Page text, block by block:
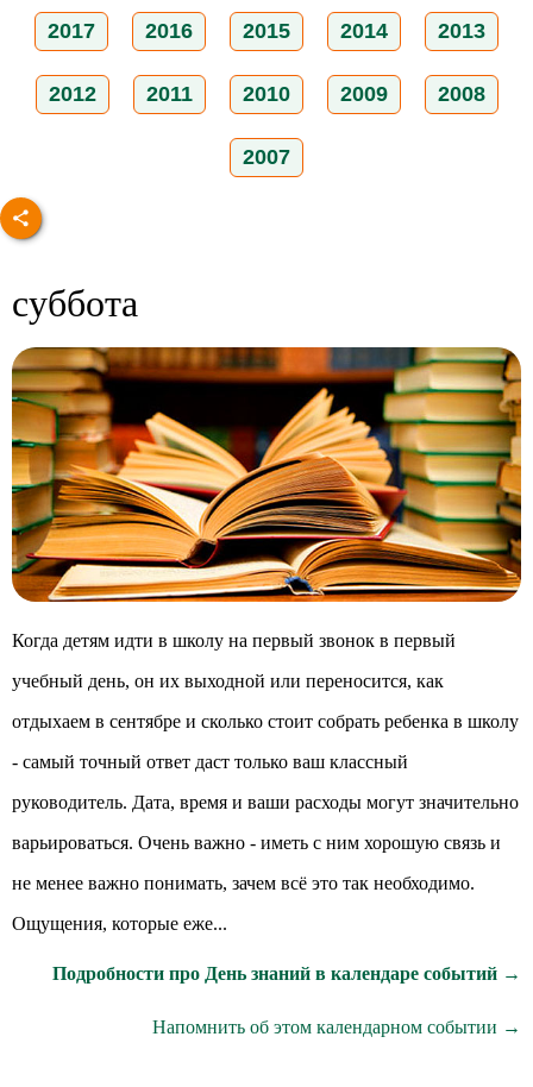
2017 2016 2015 2014 2013
2012 2011 2010 2009 2008
2007
суббота
Когда детям идти в школу на первый звонок в первый
учебный день, он их выходной или переносится, как
отдыхаем в сентябре и сколько стоит собрать ребенка в школу
- самый точный ответ даст только ваш классный
руководитель. Дата, время и ваши расходы могут значительно
варьироваться. Очень важно - иметь с ним хорошую связь и
не менее важно понимать, зачем всё это так необходимо.
Ощущения, которые еже...
Подробности про День знаний в календаре событий →
Напомнить об этом календарном событии →